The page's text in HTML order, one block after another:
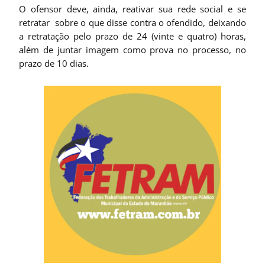
O ofensor deve, ainda, reativar sua rede social e se
retratar sobre o que disse contra o ofendido, deixando
a retratação pelo prazo de 24 (vinte e quatro) horas,
além de juntar imagem como prova no processo, no
prazo de 10 dias.